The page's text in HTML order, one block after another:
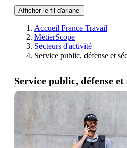
Afficher le fil d'ariane
Accueil France Travail
MétierScope
Secteurs d'activité
Service public, défense et
Service public, défense